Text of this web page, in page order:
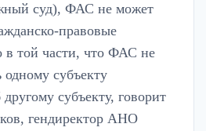
суд), ФАС не может
правовые
в той части, что ФАС не
субъекту
субъекту, говорит
гендиректор АНО